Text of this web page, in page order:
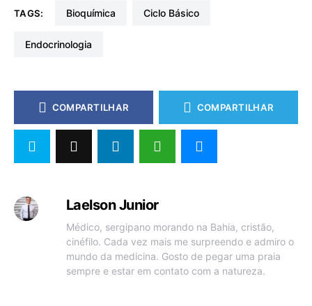
TAGS: Bioquímica Ciclo Básico
Endocrinologia
COMPARTILHAR COMPARTILHAR
Laelson Junior
Médico, sergipano morando na Bahia, cristão,
cinéfilo. Cada vez mais me surpreendo e admiro o
mundo da medicina. Gosto de pegar uma praia
sempre e estar em contato com a natureza.